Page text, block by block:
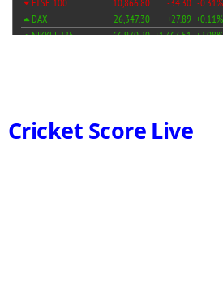
Cricket Score Live